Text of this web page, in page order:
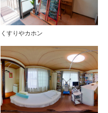
くすりやカホン